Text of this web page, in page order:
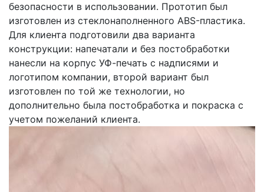
безопасности в использовании. Прототип был
изготовлен из стеклонаполненного ABS-пластика.
Для клиента подготовили два варианта
конструкции: напечатали и без постобработки
нанесли на корпус УФ-печать с надписями и
логотипом компании, второй вариант был
изготовлен по той же технологии, но
дополнительно была постобработка и покраска с
учетом пожеланий клиента.